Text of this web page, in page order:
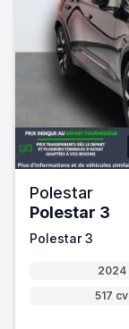
Polestar
Polestar 3
Polestar 3
2024
517 cv